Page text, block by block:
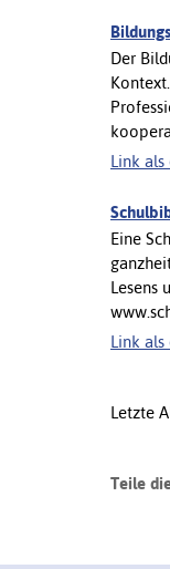
Der
Link
Eine
Lesens
Link
Letzte
Teile